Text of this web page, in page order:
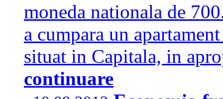
moneda nationala de
a cumpara un
situat in Capitala, in
continuare